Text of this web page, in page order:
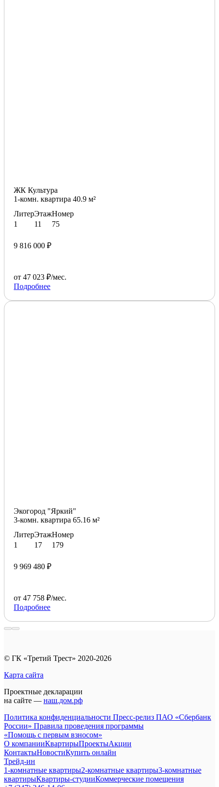
ЖК Культура
1-комн. квартира 40.9 м²
Литер
1
Этаж
11
Номер
75
9 816 000 ₽
от 47 023 ₽/мес.
Подробнее
Экогород "Яркий"
3-комн. квартира 65.16 м²
Литер
1
Этаж
17
Номер
179
9 969 480 ₽
от 47 758 ₽/мес.
Подробнее
© ГК «Третий Трест» 2020-2026
Карта сайта
Проектные декларации
на сайте — наш.дом.рф
Политика конфиденциальности Пресс-релиз ПАО «Сбербанк
России» Правила проведения программы
«Помощь с первым взносом»
О компанииКвартирыПроектыАкции
КонтактыНовостиКупить онлайн
Трейд-ин
1-комнатные квартиры2-комнатные квартиры3-комнатные
квартирыКвартиры-студииКоммерческие помещения